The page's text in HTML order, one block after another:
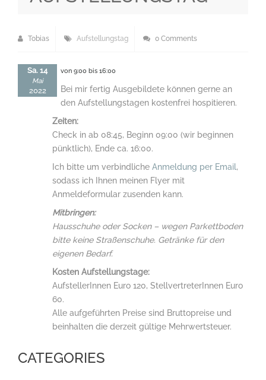
Tobias Aufstellungstag 0 Comments
Sa. 14
Mai
2022
von 9:00 bis 16:00
Bei mir fertig Ausgebildete können gerne an
den Aufstellungstagen kostenfrei hospitieren.
Zeiten:
Check in ab 08:45, Beginn 09:00 (wir beginnen
pünktlich), Ende ca. 16:00.
Ich bitte um verbindliche Anmeldung per Email ,
sodass ich Ihnen meinen Flyer mit
Anmeldeformular zusenden kann.
Mitbringen:
Hausschuhe oder Socken – wegen Parkettboden
bitte keine Straßenschuhe. Getränke für den
eigenen Bedarf.
Kosten Aufstellungstage:
AufstellerInnen Euro 120, StellvertreterInnen Euro
60.
Alle aufgeführten Preise sind Bruttopreise und
beinhalten die derzeit gültige Mehrwertsteuer.
CATEGORIES